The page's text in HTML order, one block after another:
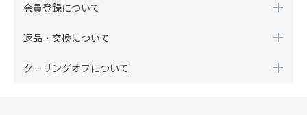
会員登録について
返品・交換について
クーリングオフについて